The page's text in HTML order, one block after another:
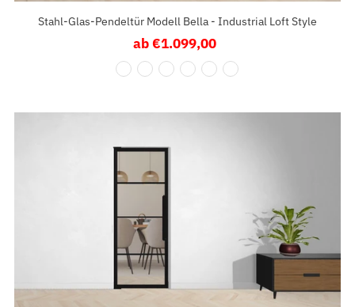
Stahl-Glas-Pendeltür Modell Bella - Industrial Loft Style
Regulärer
Preis
ab €1.099,00